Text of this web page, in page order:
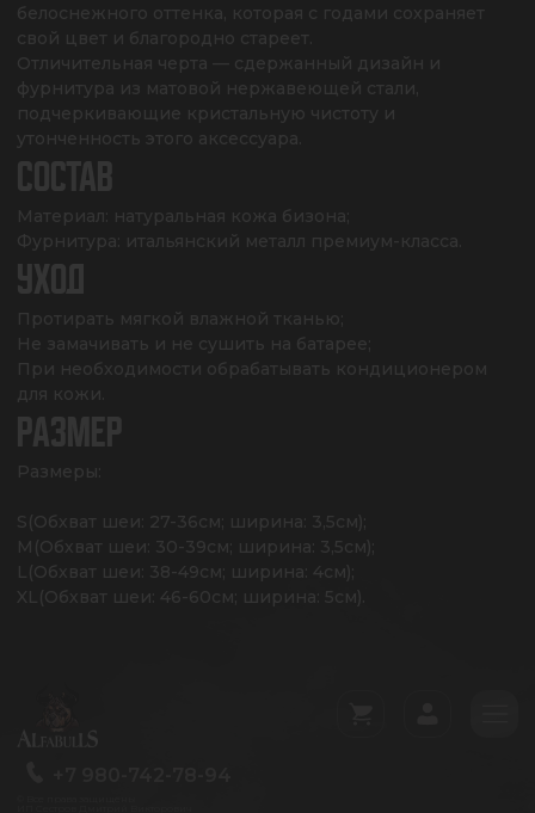
белоснежного оттенка, которая с годами сохраняет
свой цвет и благородно стареет.
Отличительная черта — сдержанный дизайн и
фурнитура из матовой нержавеющей стали,
подчеркивающие кристальную чистоту и
утонченность этого аксессуара.
СОСТАВ
Материал: натуральная кожа бизона;
Фурнитура: итальянский металл премиум-класса.
УХОД
Протирать мягкой влажной тканью;
Не замачивать и не сушить на батарее;
При необходимости обрабатывать кондиционером
для кожи.
РАЗМЕР
Размеры:
S(Обхват шеи: 27-36см; ширина: 3,5см);
M(Обхват шеи: 30-39см; ширина: 3,5см);
L(Обхват шеи: 38-49см; ширина: 4см);
XL(Обхват шеи: 46-60см; ширина: 5см).